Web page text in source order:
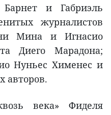
и Габриэль
журналистов
Мина и Игнасио
Диего Марадона;
Нуньес Хименес и
авторов.
века» Фиделя